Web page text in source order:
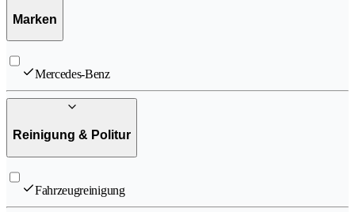
Marken
Mercedes-Benz
Reinigung & Politur
Fahrzeugreinigung